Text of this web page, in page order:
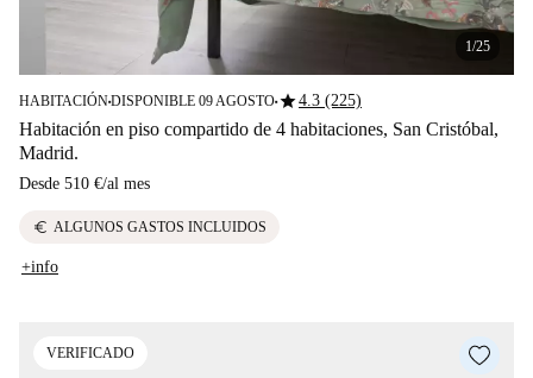
1/25
HABITACIÓN■DISPONIBLE 09 AGOSTO■star4.3 (225)
Habitación en piso compartido de 4 habitaciones, San Cristóbal,
Madrid.
Desde 510 €/al mes
euro ALGUNOS GASTOS INCLUIDOS
+info
VERIFICADO